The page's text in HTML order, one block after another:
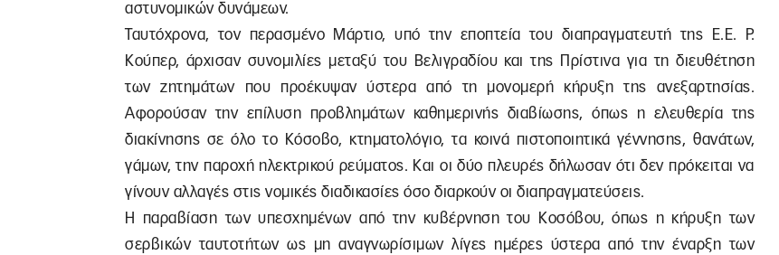
αστυνομικών δυνάμεων.
Ταυτόχρονα, τον περασμένο Μάρτιο, υπό την εποπτεία του διαπραγματευτή της Ε.Ε. Ρ.
Κούπερ, άρχισαν συνομιλίες μεταξύ του Βελιγραδίου και της Πρίστινα για τη διευθέτηση
των ζητημάτων που προέκυψαν ύστερα από τη μονομερή κήρυξη της ανεξαρτησίας.
Αφορούσαν την επίλυση προβλημάτων καθημερινής διαβίωσης, όπως η ελευθερία της
διακίνησης σε όλο το Κόσοβο, κτηματολόγιο, τα κοινά πιστοποιητικά γέννησης, θανάτων,
γάμων, την παροχή ηλεκτρικού ρεύματος. Και οι δύο πλευρές δήλωσαν ότι δεν πρόκειται να
γίνουν αλλαγές στις νομικές διαδικασίες όσο διαρκούν οι διαπραγματεύσεις.
Η παραβίαση των υπεσχημένων από την κυβέρνηση του Κοσόβου, όπως η κήρυξη των
σερβικών ταυτοτήτων ως μη αναγνωρίσιμων λίγες ημέρες ύστερα από την έναρξη των